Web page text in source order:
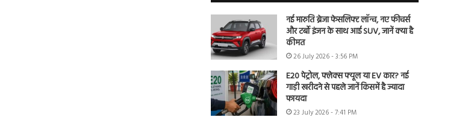
नई मारुति ब्रेजा फेसलिफ्ट लॉन्च, नए फीचर्स
और टर्बो इंजन के साथ आई SUV, जानें क्या है
कीमत
26 July 2026 - 3:56 PM
E20 पेट्रोल, फ्लेक्स फ्यूल या EV कार? नई
गाड़ी खरीदने से पहले जानें किसमें है ज्यादा
फायदा
23 July 2026 - 7:41 PM